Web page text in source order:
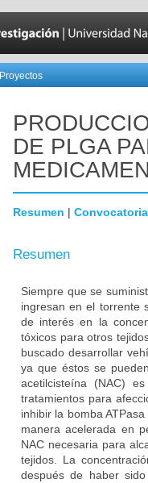
Proyectos
DE PLGA
Resumen | Convocatoria
Resumen
Siempre que se
ingresan en el torrente
de interés en la
tóxicos para otros
buscado desarrollar
ya que éstos se
acetilcisteína (NAC)
tratamientos para
inhibir la bomba
manera acelerada en
NAC necesaria para
tejidos. La
después de haber